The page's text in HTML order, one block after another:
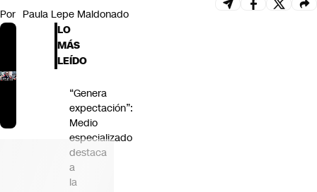
Por Paula Lepe Maldonado
LO
MÁS
LEÍDO
“Genera
expectación”:
Medio
especializado
destaca
a
la